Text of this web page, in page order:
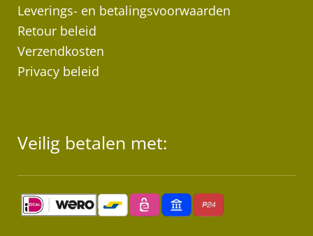
Leverings- en betalingsvoorwaarden
Retour beleid
Verzendkosten
Privacy beleid
Veilig betalen met: